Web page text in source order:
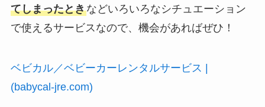
てしまったときなどいろいろなシチュエーション
で使えるサービスなので、機会があればぜひ！
ベビカル／ベビーカーレンタルサービス |
(babycal-jre.com)